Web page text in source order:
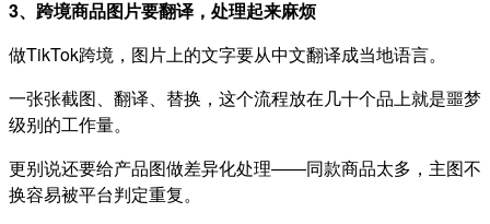
3、跨境商品图片要翻译，处理起来麻烦
做TikTok跨境，图片上的文字要从中文翻译成当地语言。
一张张截图、翻译、替换，这个流程放在几十个品上就是噩梦
级别的工作量。
更别说还要给产品图做差异化处理——同款商品太多，主图不
换容易被平台判定重复。